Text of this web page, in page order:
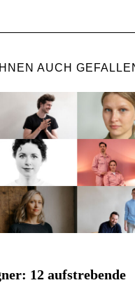
AUCH
12 aufstrebende